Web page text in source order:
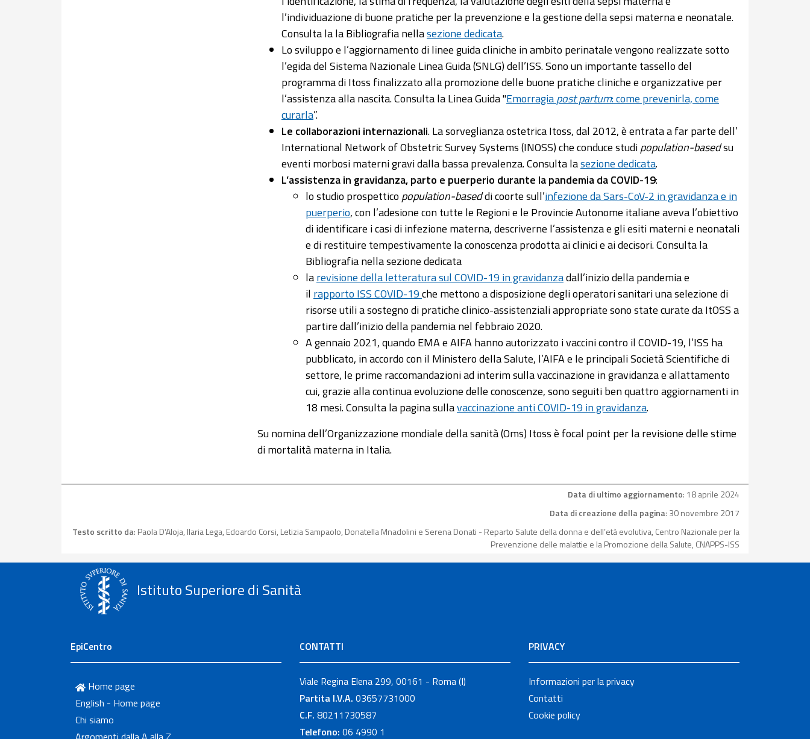
l’individuazione di buone pratiche per la prevenzione e la gestione della sepsi materna e neonatale.
Consulta la la Bibliografia nellasezione dedicata.
Lo sviluppo e l’aggiornamento di linee guida cliniche in ambito perinatale vengono realizzate sotto
l’egida del Sistema Nazionale Linea Guida (SNLG) dell’ISS. Sono un importante tassello del
programma di Itoss finalizzato alla promozione delle buone pratiche cliniche e organizzative per
l’assistenza alla nascita. Consulta la Linea Guida "Emorragiapost partum: come prevenirla, come
curarla”.
Le collaborazioni internazionali. La sorveglianza ostetrica Itoss, dal 2012, è entrata a far parte dell’
International Network of Obstetric Survey Systems (INOSS) che conduce studipopulation-basedsu
eventi morbosi materni gravi dalla bassa prevalenza. Consulta lasezione dedicata.
L’assistenza in gravidanza, parto e puerperio durante la pandemia da COVID-19:
lo studio prospettico population-baseddi coorte sull’infezione da Sars-CoV-2 in gravidanza e in
puerperio, con l’adesione con tutte le Regioni e le Provincie Autonome italiane aveva l’obiettivo
di identificare i casi di infezione materna, descriverne l’assistenza e gli esiti materni e neonatali
e di restituire tempestivamente la conoscenza prodotta ai clinici e ai decisori. Consulta la
Bibliografia nella sezione dedicata
larevisione della letteratura sul COVID-19 in gravidanzadall’inizio della pandemia e
il rapporto ISS COVID-19che mettono a disposizione degli operatori sanitari una selezione di
risorse utili a sostegno di pratiche clinico-assistenziali appropriate sono state curate da ItOSS a
partire dall’inizio della pandemia nel febbraio 2020.
A gennaio 2021, quando EMA e AIFA hanno autorizzato i vaccini contro il COVID-19, l’ISS ha
pubblicato, in accordo con il Ministero della Salute, l’AIFA e le principali Società Scientifiche di
settore, le prime raccomandazioni ad interim sulla vaccinazione in gravidanza e allattamento
cui, grazie alla continua evoluzione delle conoscenze, sono seguiti ben quattro aggiornamenti in
18 mesi. Consulta la pagina sullavaccinazione anti COVID-19 in gravidanza.
Su nomina dell’Organizzazione mondiale della sanità (Oms) Itoss è focal point per la revisione delle stime
di mortalità materna in Italia.
Data di ultimo aggiornamento: 18 aprile 2024
Data di creazione della pagina: 30 novembre 2017
Testo scritto da: Paola D‘Aloja, Ilaria Lega, Edoardo Corsi, Letizia Sampaolo, Donatella Mnadolini e Serena Donati - Reparto Salute della donna e dell’età evolutiva, Centro Nazionale per la
Prevenzione delle malattie e la Promozione della Salute, CNAPPS-ISS
Istituto Superiore di Sanità
EpiCentro
Home page
English - Home page
Chi siamo
CONTATTI
Viale Regina Elena 299, 00161 - Roma (I)
Partita I.V.A. 03657731000
C.F. 80211730587
Telefono: 06 4990 1
PRIVACY
Informazioni per la privacy
Contatti
Cookie policy